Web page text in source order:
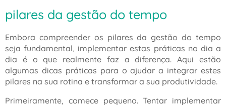
pilares da gestão do tempo
Embora compreender os pilares da gestão do tempo
seja fundamental, implementar estas práticas no dia a
dia é o que realmente faz a diferença. Aqui estão
algumas dicas práticas para o ajudar a integrar estes
pilares na sua rotina e transformar a sua produtividade.
Primeiramente, comece pequeno. Tentar implementar